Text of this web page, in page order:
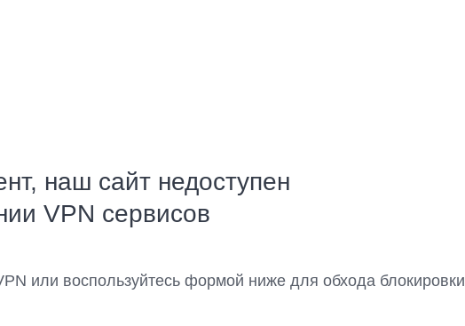
наш сайт недоступен
VPN сервисов
или воспользуйтесь формой ниже для обхода блокировки